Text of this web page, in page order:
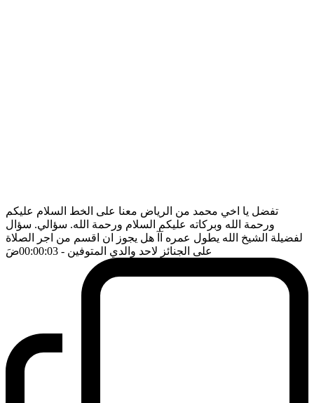
تفضل يا اخي محمد من الرياض معنا على الخط السلام عليكم
ورحمة الله وبركاته عليكم السلام ورحمة الله. سؤالي. سؤال
لفضيلة الشيخ الله يطول عمره آآ هل يجوز ان اقسم من اجر الصلاة
على الجنائز لاحد والدي المتوفين - 00:00:03 ضَ